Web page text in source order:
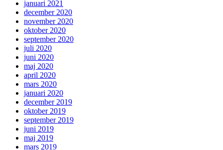
januari 2021
december 2020
november 2020
oktober 2020
september 2020
juli 2020
juni 2020
maj 2020
april 2020
mars 2020
januari 2020
december 2019
oktober 2019
september 2019
juni 2019
maj 2019
mars 2019